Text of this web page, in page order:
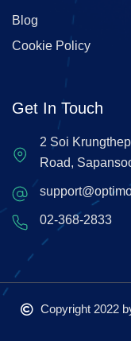
Blog
Cookie Policy
Get In Touch
2 Soi
Road,
02-368-2833
Copyright 2022